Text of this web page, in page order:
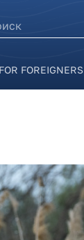
поиска
FOR FOREIGNERS